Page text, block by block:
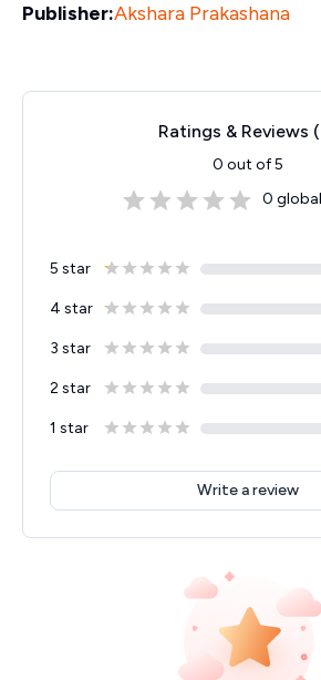
Publisher:Akshara Prakashana
Ratings & Reviews (
0 out of 5
0
5 star
4 star
3 star
2 star
1 star
Write a review